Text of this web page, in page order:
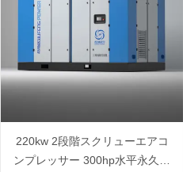
220kw 2段階スクリューエアコ
ンプレッサー 300hp水平永久磁